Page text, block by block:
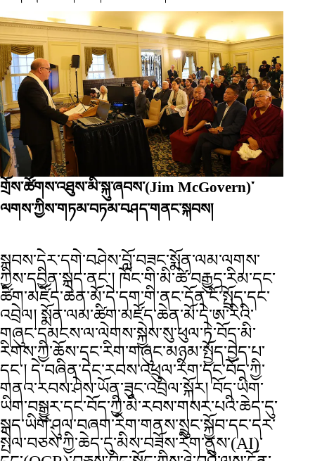
གྲོས་ཚོགས་འཐུས་མི་སྐུ་ཞབས་(Jim McGovern)་
ལགས་ཀྱིས་གཏམ་བཏམ་བཤད་གནང་སྐབས།
སྐབས་དེར་དགེ་བཤེས་བློ་བཟང་སྨོན་ལམ་ལགས་
ཀྱིས་དབྱིན་སྐད་ནང་། ཁོང་གི་མི་ཚེ་བརྒྱུད་རིམ་དང་
ཚིག་མཛོད་ཆེན་མོ་དེ་དག་གི་ནང་དོན་ངོ་སྤྲོད་དང་
འབྲེལ། སྨོན་ལམ་ཚིག་མཛོད་ཆེན་མོ་དེ་ཨ་རིའི་
གཞུང་དམངས་ལ་ལེགས་སྐྱེས་སུ་ཕུལ་ཏེ་བོད་མི་
རིགས་ཀྱི་ཆོས་དང་རིག་གཞུང་མཉམ་སྤྱོད་བྱེད་པ་
དང་། དེ་བཞིན་དེང་རབས་འཕྲུལ་རིག་དང་བོད་ཀྱི་
གནའ་རབས་ཤེས་ཡོན་ཟུང་འབྲེལ་སྐོར། བོད་ཡིག་
ཡིག་བསྒྱུར་དང་བོད་ཀྱི་མི་རབས་གསར་པའི་ཆེད་དུ་
སྐད་ཡིག་ཤུལ་བཞག་རིག་གནས་སྲུང་སྐྱོབ་དང་དར་
སྤེལ་བཅས་ཀྱི་ཆེད་དུ་མིས་བཟོས་རིག་ནུས་(AI)་